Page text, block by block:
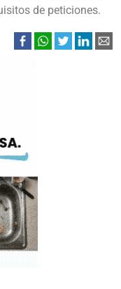
de peticiones.